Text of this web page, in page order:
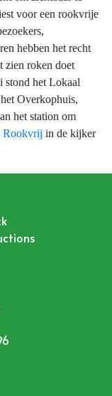
voor een rookvrije
hebben het recht
zien roken doet
stond het Lokaal
Overkophuis,
het station om
Rookvrij in de kijker